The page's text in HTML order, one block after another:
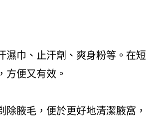
濕巾、止汗劑、爽身粉等。在短
方便又有效。
腋毛，便於更好地清潔腋窩，